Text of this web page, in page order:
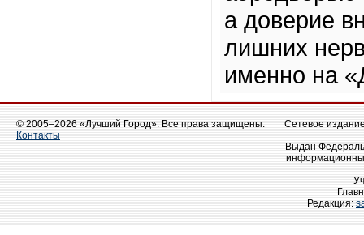
а доверие
лишних
именно на
© 2005–2026 «Лучший Город». Все права защищены.
Контакты
Сетевое
Выдан
Редакция: